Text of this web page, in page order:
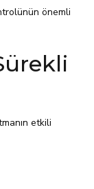
önemli
etkili